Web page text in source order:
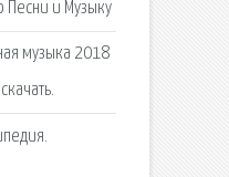
Песни и Музыку
музыка 2018